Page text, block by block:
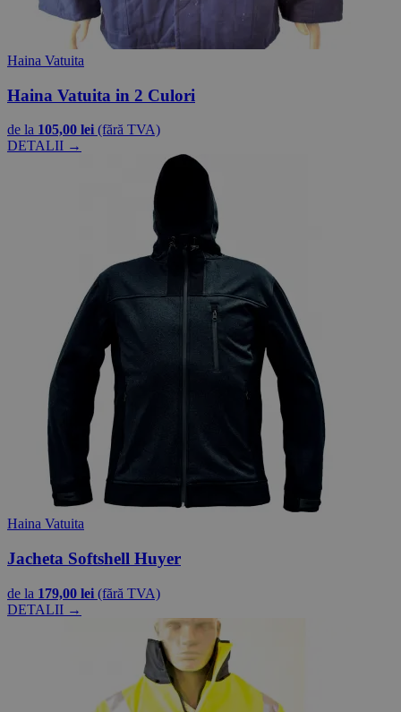
Haina Vatuita
Haina Vatuita in 2 Culori
de la 105,00 lei (fără TVA)
DETALII →
Haina Vatuita
Jacheta Softshell Huyer
de la 179,00 lei (fără TVA)
DETALII →